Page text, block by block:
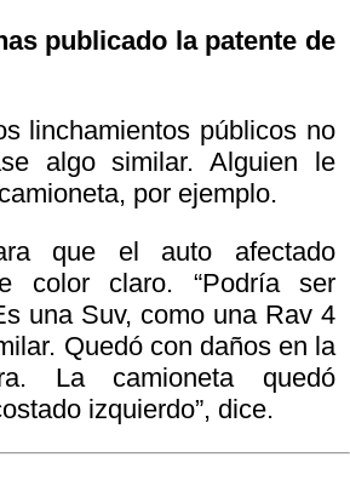
publicado la patente de
linchamientos públicos no
algo similar. Alguien le
por ejemplo.
que el auto afectado
color claro. “Podría ser
una Suv, como una Rav 4
Quedó con daños en la
La camioneta quedó
izquierdo”, dice.